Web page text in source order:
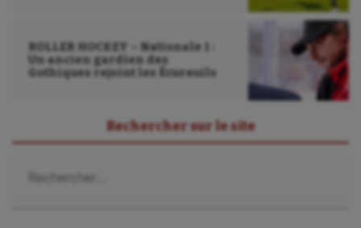
ROLLER HOCKEY – Nationale 1 :
Un ancien gardien des
Gothiques rejoint les Écureuils
Rechercher sur le site